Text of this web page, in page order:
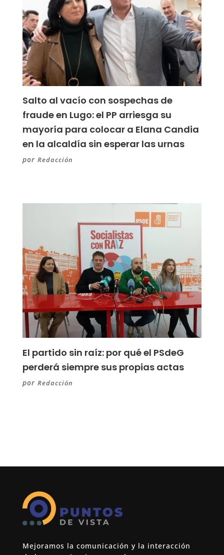
Salto al vacío con sospechas de
fraude en Lugo: el PP arriesga su
mayoría para colocar a Elana Candia
en la alcaldía sin esperar las urnas
por Redacción
El partido sin raíz: por qué el PSdeG
perderá siempre sus propias actas
por Redacción
Mejoramos la comunicación y la interacción